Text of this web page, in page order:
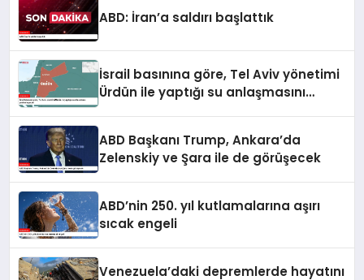
ABD: İran’a saldırı başlattık
İsrail basınına göre, Tel Aviv yönetimi
Ürdün ile yaptığı su anlaşmasını
ABD Başkanı Trump, Ankara’da
Zelenskiy ve Şara ile de görüşecek
ABD’nin 250. yıl kutlamalarına aşırı
sıcak engeli
Venezuela’daki depremlerde hayatını